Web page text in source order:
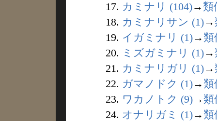
17. カミナリ (104)→ 類
18. カミナリサン (1)→
19. イガミナリ (1)→ 類
20. ミズガミナリ (1)→
21. カミナリガリ (1)→
22. ガマノドク (1)→ 類
23. ワカノトク (9)→ 類
24. オナリガミ (1)→ 類